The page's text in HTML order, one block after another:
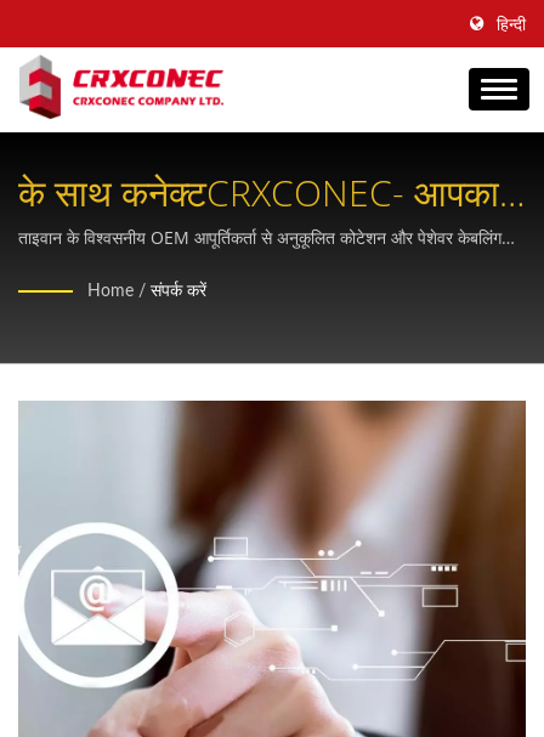
हिन्दी
के साथ कनेक्टCRXCONEC- आपका
OEM स्ट्रक्चर्ड केबलिंग पार्टनर
ताइवान के विश्वसनीय OEM आपूर्तिकर्ता से अनुकूलित कोटेशन और पेशेवर केबलिंग
प्राप्त है।
Home / संपर्क करें